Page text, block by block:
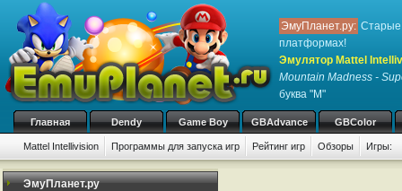
ЭмуПланет.ру: Старые
платформах!
Эмулятор Mattel
Mountain Madness -
буква "M"
Главная Dendy Game Boy GBAdvance GBColor
Mattel Intellivision Программы для запуска игр Рейтинг игр Обзоры Игры:
ЭмуПланет.ру